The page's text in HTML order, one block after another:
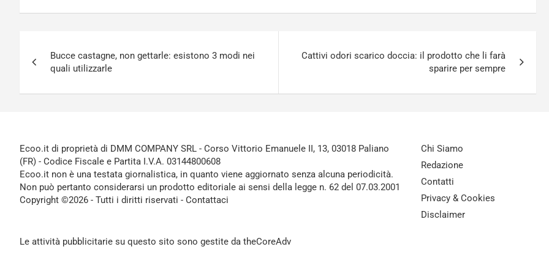
articoli
Bucce castagne, non gettarle: esistono 3 modi nei
quali utilizzarle
Cattivi odori scarico doccia: il prodotto che li farà
sparire per sempre
Ecoo.it di proprietà di DMM COMPANY SRL - Corso Vittorio Emanuele II, 13, 03018 Paliano
(FR) - Codice Fiscale e Partita I.V.A. 03144800608
Ecoo.it non è una testata giornalistica, in quanto viene aggiornato senza alcuna periodicità.
Non può pertanto considerarsi un prodotto editoriale ai sensi della legge n. 62 del 07.03.2001
Copyright ©2026 - Tutti i diritti riservati - Contattaci
Le attività pubblicitarie su questo sito sono gestite da theCoreAdv
Chi Siamo
Redazione
Contatti
Privacy & Cookies
Disclaimer